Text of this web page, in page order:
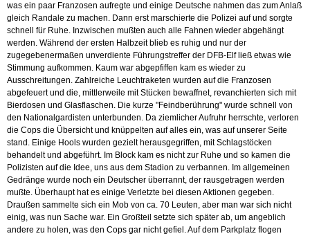
was ein paar Franzosen aufregte und einige Deutsche nahmen das zum Anlaß
gleich Randale zu machen. Dann erst marschierte die Polizei auf und sorgte
schnell für Ruhe. Inzwischen mußten auch alle Fahnen wieder abgehängt
werden. Während der ersten Halbzeit blieb es ruhig und nur der
zugegebenermaßen unverdiente Führungstreffer der DFB-Elf ließ etwas wie
Stimmung aufkommen. Kaum war abgepfiffen kam es wieder zu
Ausschreitungen. Zahlreiche Leuchtraketen wurden auf die Franzosen
abgefeuert und die, mittlerweile mit Stücken bewaffnet, revanchierten sich mit
Bierdosen und Glasflaschen. Die kurze "Feindberührung" wurde schnell von
den Nationalgardisten unterbunden. Da ziemlicher Aufruhr herrschte, verloren
die Cops die Übersicht und knüppelten auf alles ein, was auf unserer Seite
stand. Einige Hools wurden gezielt herausgegriffen, mit Schlagstöcken
behandelt und abgeführt. Im Block kam es nicht zur Ruhe und so kamen die
Polizisten auf die Idee, uns aus dem Stadion zu verbannen. Im allgemeinen
Gedränge wurde noch ein Deutscher überrannt, der rausgetragen werden
mußte. Überhaupt hat es einige Verletzte bei diesen Aktionen gegeben.
Draußen sammelte sich ein Mob von ca. 70 Leuten, aber man war sich nicht
einig, was nun Sache war. Ein Großteil setzte sich später ab, um angeblich
andere zu holen, was den Cops gar nicht gefiel. Auf dem Parkplatz flogen